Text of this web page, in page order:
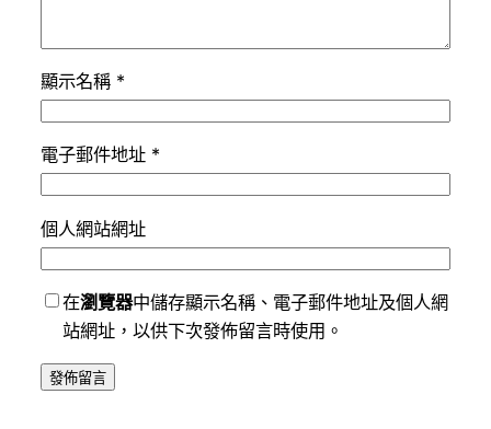
顯示名稱 *
電子郵件地址 *
個人網站網址
在瀏覽器中儲存顯示名稱、電子郵件地址及個人網
站網址，以供下次發佈留言時使用。